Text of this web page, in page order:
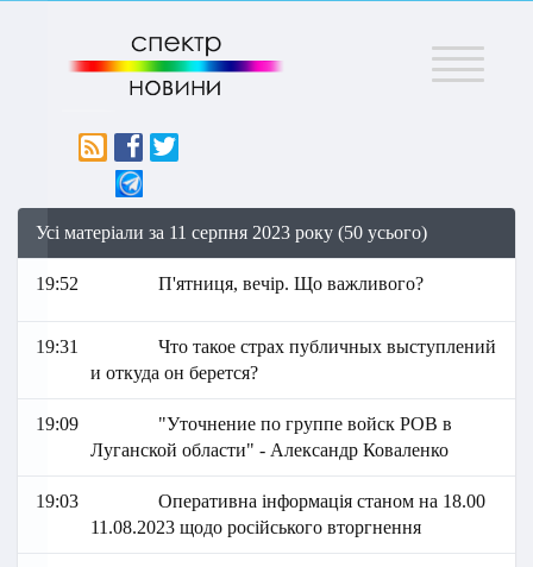
Меню
Усі матеріали за 11 серпня 2023 року (50 усього)
19:52 П'ятниця, вечір. Що важливого?
19:31
Что такое страх публичных выступлений
и откуда он берется?
19:09
"Уточнение по группе войск РОВ в
Луганской области" - Александр Коваленко
19:03
Оперативна інформація станом на 18.00
11.08.2023 щодо російського вторгнення